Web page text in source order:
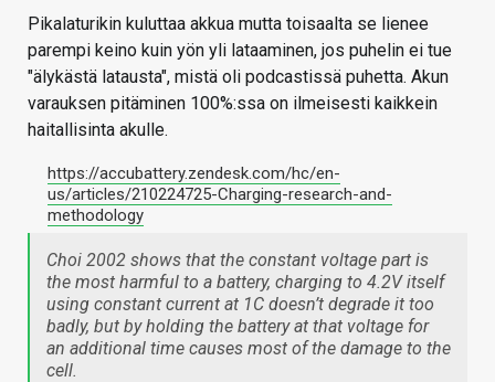
Pikalaturikin kuluttaa akkua mutta toisaalta se lienee
parempi keino kuin yön yli lataaminen, jos puhelin ei tue
"älykästä latausta", mistä oli podcastissä puhetta. Akun
varauksen pitäminen 100%:ssa on ilmeisesti kaikkein
haitallisinta akulle.
https://accubattery.zendesk.com/hc/en-
us/articles/210224725-Charging-research-and-
methodology
Choi 2002 shows that the constant voltage part is
the most harmful to a battery, charging to 4.2V itself
using constant current at 1C doesn’t degrade it too
badly, but by holding the battery at that voltage for
an additional time causes most of the damage to the
cell.